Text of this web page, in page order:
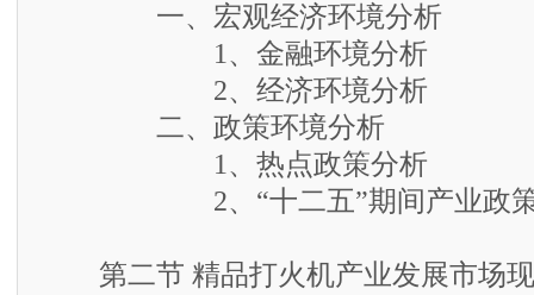
一、宏观经济环境分析
1、金融环境分析
2、经济环境分析
二、政策环境分析
1、热点政策分析
2、“十二五”期间产业政策
第二节 精品打火机产业发展市场